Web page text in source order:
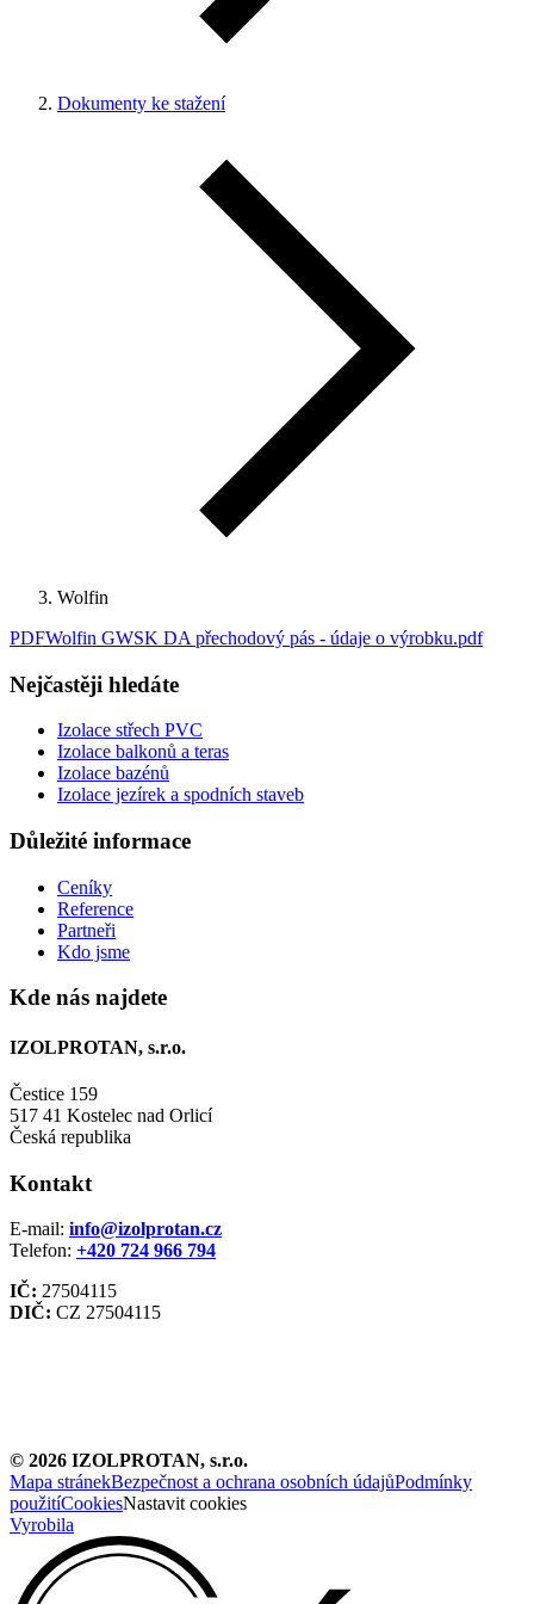
Dokumenty ke stažení
Wolfin
PDFWolfin GWSK DA přechodový pás - údaje o výrobku.pdf
Nejčastěji hledáte
Izolace střech PVC
Izolace balkonů a teras
Izolace bazénů
Izolace jezírek a spodních staveb
Důležité informace
Ceníky
Reference
Partneři
Kdo jsme
Kde nás najdete
IZOLPROTAN, s.r.o.
Čestice 159
517 41 Kostelec nad Orlicí
Česká republika
Kontakt
E-mail: info@izolprotan.cz
Telefon: +420 724 966 794
IČ: 27504115
DIČ: CZ 27504115
© 2026 IZOLPROTAN, s.r.o.
Mapa stránekBezpečnost a ochrana osobních údajůPodmínky
použitíCookiesNastavit cookies
Vyrobila